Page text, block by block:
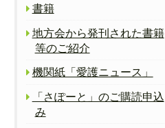
書籍
地方会から発刊された書籍
等のご紹介
機関紙「愛護ニュース」
「さぽーと」のご購読申込
み